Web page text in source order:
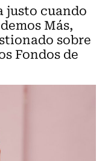
justo cuando
Más,
sobre
Fondos de